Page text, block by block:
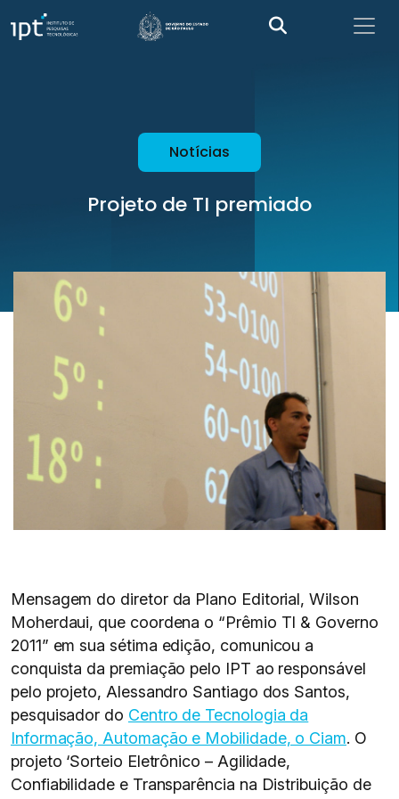
Notícias
Projeto de TI premiado
Mensagem do diretor da Plano Editorial, Wilson
Moherdaui, que coordena o “Prêmio TI & Governo
2011” em sua sétima edição, comunicou a
conquista da premiação pelo IPT ao responsável
pelo projeto, Alessandro Santiago dos Santos,
pesquisador do Centro de Tecnologia da
Informação, Automação e Mobilidade, o Ciam. O
projeto ‘Sorteio Eletrônico – Agilidade,
Confiabilidade e Transparência na Distribuição de